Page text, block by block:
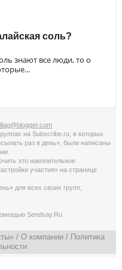
соль?
знают все люди, то о
на Subscribe.ru, в которых
раз в день», были написаны
это накопительное
участия» на странице
для всех своих групп,
Sendsay.Ru
/ О компании / Политика